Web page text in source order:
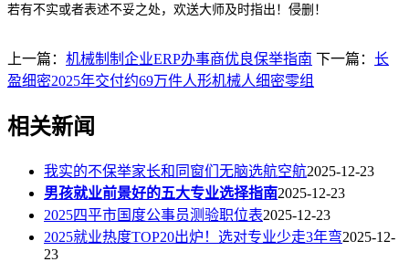
若有不实或者表述不妥之处，欢送大师及时指出！侵删！
上一篇： 机械制制企业ERP办事商优良保举指南 下一篇： 长
盈细密2025年交付约69万件人形机械人细密零组
相关新闻
我实的不保举家长和同窗们无脑选航空航2025-12-23
男孩就业前景好的五大专业选择指南2025-12-23
2025四平市国度公事员测验职位表2025-12-23
2025就业热度TOP20出炉！选对专业少走3年弯2025-12-
23